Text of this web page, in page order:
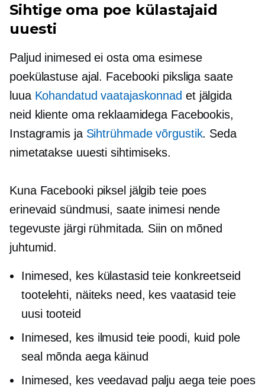
Sihtige oma poe külastajaid
uuesti
Paljud inimesed ei osta oma esimese
poekülastuse ajal. Facebooki piksliga saate
luua Kohandatud vaatajaskonnad et jälgida
neid kliente oma reklaamidega Facebookis,
Instagramis ja Sihtrühmade võrgustik. Seda
nimetatakse uuesti sihtimiseks.
Kuna Facebooki piksel jälgib teie poes
erinevaid sündmusi, saate inimesi nende
tegevuste järgi rühmitada. Siin on mõned
juhtumid.
Inimesed, kes külastasid teie konkreetseid
tootelehti, näiteks need, kes vaatasid teie
uusi tooteid
Inimesed, kes ilmusid teie poodi, kuid pole
seal mõnda aega käinud
Inimesed, kes veedavad palju aega teie poes